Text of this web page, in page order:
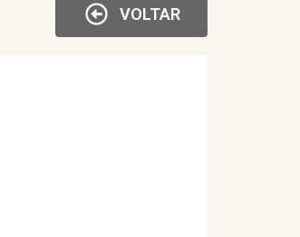
VOLTAR